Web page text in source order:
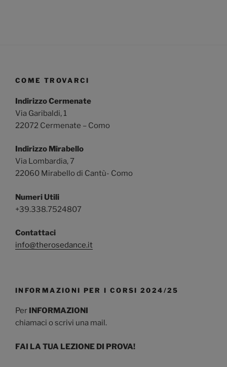
COME TROVARCI
Indirizzo Cermenate
Via Garibaldi, 1
22072 Cermenate – Como
Indirizzo Mirabello
Via Lombardia, 7
22060 Mirabello di Cantù- Como
Numeri Utili
+39.338.7524807
Contattaci
info@therosedance.it
INFORMAZIONI PER I CORSI 2024/25
Per
INFORMAZIONI
chiamaci o scrivi una mail.
FAI LA TUA LEZIONE DI PROVA!